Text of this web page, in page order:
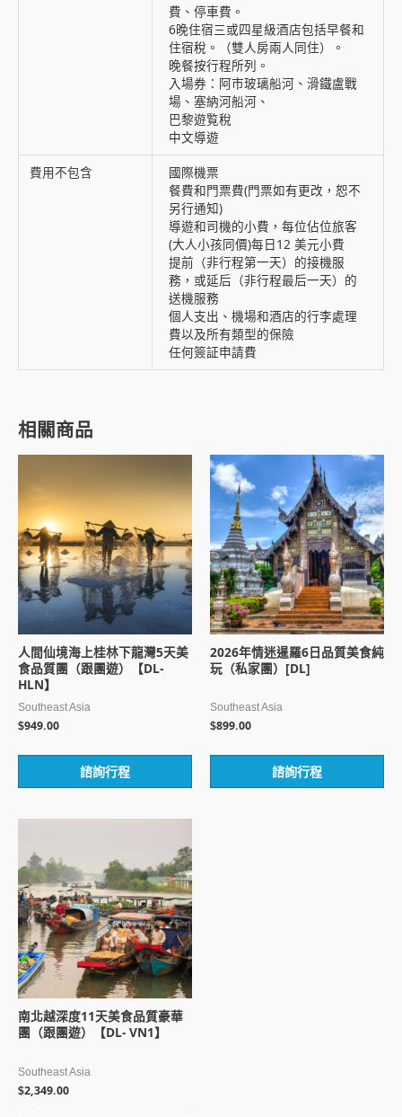
費、停車費。
6晚住宿三或四星級酒店包括早餐和
住宿稅。（雙人房兩人同住）。
晚餐按行程所列。
入場券：阿市玻璃船河、滑鐵盧戰
場、塞納河船河、
巴黎遊覧稅
中文導遊
費用不包含
國際機票
餐費和門票費(門票如有更改，恕不
另行通知)
導遊和司機的小費，每位佔位旅客
(大人小孩同價)每日12 美元小費
提前（非行程第一天）的接機服
務，或延后（非行程最后一天）的
送機服務
個人支出、機場和酒店的行李處理
費以及所有類型的保險
任何簽証申請費
相關商品
人間仙境海上桂林下龍灣5天美
食品質團（跟團遊）【DL-
HLN】
Southeast Asia
$949.00
評
滿
諮詢行程
2026年情迷暹羅6日品質美食純
玩（私家團）[DL]
Southeast Asia
$899.00
評
滿
諮詢行程
南北越深度11天美食品質豪華
團（跟團遊）【DL- VN1】
Southeast Asia
$2,349.00